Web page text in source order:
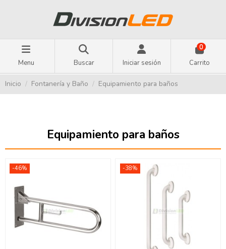
Menu Buscar Iniciar sesión
0
Carrito
Inicio Fontanería y Baño Equipamiento para baños
Equipamiento para baños
-46% -38%